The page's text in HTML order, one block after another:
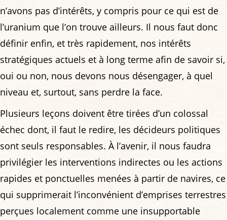
n’avons pas d’intérêts, y compris pour ce qui est de
l’uranium que l’on trouve ailleurs. Il nous faut donc
définir enfin, et très rapidement, nos intérêts
stratégiques actuels et à long terme afin de savoir si,
oui ou non, nous devons nous désengager, à quel
niveau et, surtout, sans perdre la face.
Plusieurs leçons doivent être tirées d’un colossal
échec dont, il faut le redire, les décideurs politiques
sont seuls responsables. À l’avenir, il nous faudra
privilégier les interventions indirectes ou les actions
rapides et ponctuelles menées à partir de navires, ce
qui supprimerait l’inconvénient d’emprises terrestres
perçues localement comme une insupportable